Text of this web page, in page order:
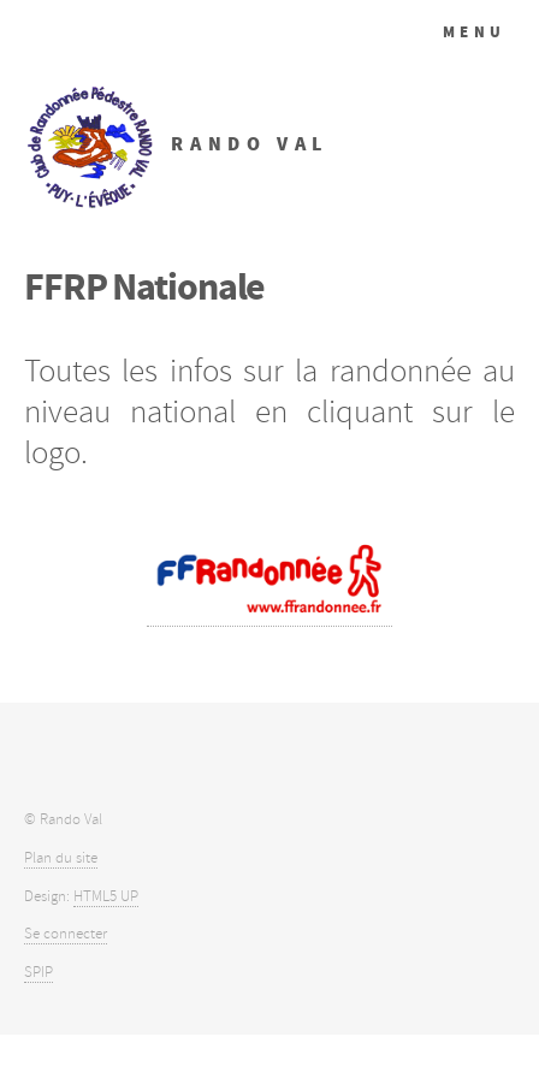
RANDO VAL
MENU
FFRP Nationale
Toutes les infos sur la randonnée au
niveau national en cliquant sur le
logo.
© Rando Val
Plan du site
Design: HTML5 UP
Se connecter
SPIP